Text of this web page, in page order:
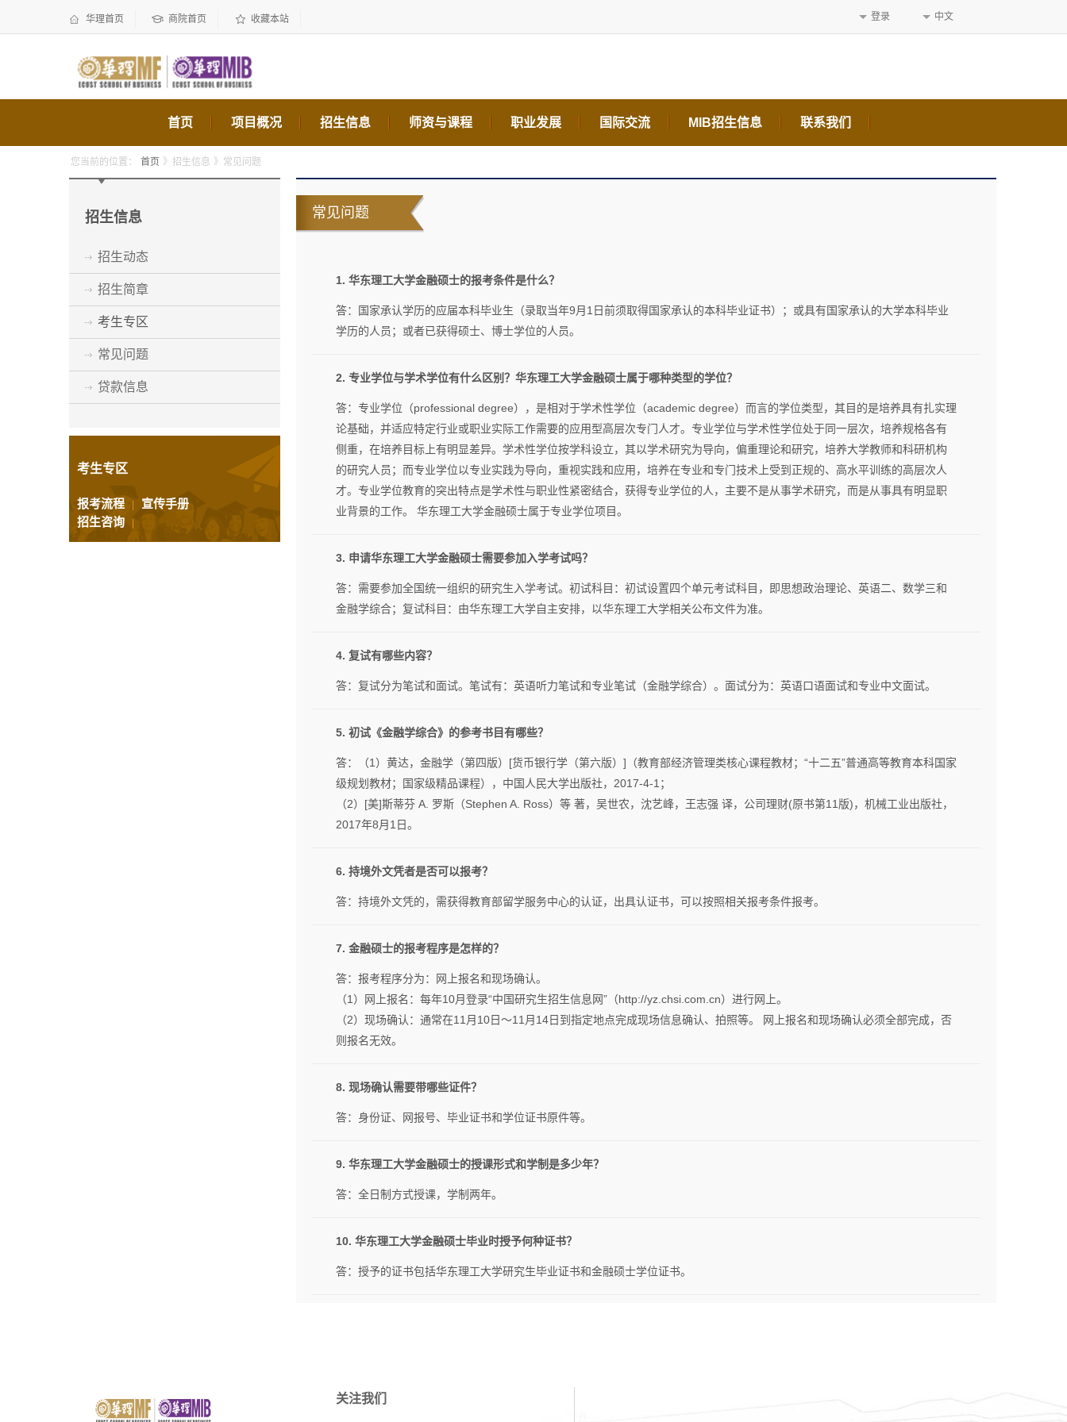
华理首页 商院首页 收藏本站 中文
登录
首页 项目概况 招生信息 师资与课程 职业发展 国际交流 MIB招生信息 联系我们
您当前的位置： 首页 》招生信息 》常见问题
招生信息
招生动态
招生简章
考生专区
常见问题
贷款信息
考生专区
报考流程
宣传手册
招生咨询
常见问题
1. 华东理工大学金融硕士的报考条件是什么？
答：国家承认学历的应届本科毕业生（录取当年9月1日前须取得国家承认的本科毕业证书）；或具有国家承认的大学本科毕业
学历的人员；或者已获得硕士、博士学位的人员。
2. 专业学位与学术学位有什么区别？华东理工大学金融硕士属于哪种类型的学位？
答：专业学位（professional degree），是相对于学术性学位（academic degree）而言的学位类型，其目的是培养具有扎实理
论基础，并适应特定行业或职业实际工作需要的应用型高层次专门人才。专业学位与学术性学位处于同一层次，培养规格各有
侧重，在培养目标上有明显差异。学术性学位按学科设立，其以学术研究为导向，偏重理论和研究，培养大学教师和科研机构
的研究人员；而专业学位以专业实践为导向，重视实践和应用，培养在专业和专门技术上受到正规的、高水平训练的高层次人
才。专业学位教育的突出特点是学术性与职业性紧密结合，获得专业学位的人，主要不是从事学术研究，而是从事具有明显职
业背景的工作。 华东理工大学金融硕士属于专业学位项目。
3. 申请华东理工大学金融硕士需要参加入学考试吗？
答：需要参加全国统一组织的研究生入学考试。初试科目：初试设置四个单元考试科目，即思想政治理论、英语二、数学三和
金融学综合；复试科目：由华东理工大学自主安排，以华东理工大学相关公布文件为准。
4. 复试有哪些内容？
答：复试分为笔试和面试。笔试有：英语听力笔试和专业笔试（金融学综合）。面试分为：英语口语面试和专业中文面试。
5. 初试《金融学综合》的参考书目有哪些？
答：（1）黄达，金融学（第四版）[货币银行学（第六版）]（教育部经济管理类核心课程教材；“十二五”普通高等教育本科国家
级规划教材；国家级精品课程），中国人民大学出版社，2017-4-1；
（2）[美]斯蒂芬 A. 罗斯（Stephen A. Ross）等 著，吴世农，沈艺峰，王志强 译，公司理财(原书第11版)，机械工业出版社，
2017年8月1日。
6. 持境外文凭者是否可以报考？
答：持境外文凭的，需获得教育部留学服务中心的认证，出具认证书，可以按照相关报考条件报考。
7. 金融硕士的报考程序是怎样的？
答：报考程序分为：网上报名和现场确认。
（1）网上报名：每年10月登录“中国研究生招生信息网”（http://yz.chsi.com.cn）进行网上。
（2）现场确认：通常在11月10日～11月14日到指定地点完成现场信息确认、拍照等。 网上报名和现场确认必须全部完成，否
则报名无效。
8. 现场确认需要带哪些证件？
答：身份证、网报号、毕业证书和学位证书原件等。
9. 华东理工大学金融硕士的授课形式和学制是多少年？
答：全日制方式授课，学制两年。
10. 华东理工大学金融硕士毕业时授予何种证书？
答：授予的证书包括华东理工大学研究生毕业证书和金融硕士学位证书。
关注我们